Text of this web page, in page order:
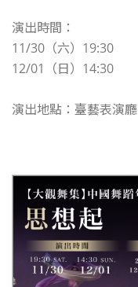
演出時間：
11/30（六）19:30
12/01（日）14:30
演出地點：臺藝表演廳